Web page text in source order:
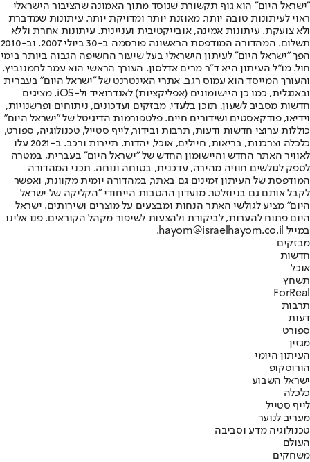
"ישראל היום" הוא גוף תקשורת שנוסד מתוך האמונה שהציבור הישראלי
ראוי לעיתונות טובה יותר, מאוזנת יותר ומדויקת יותר. עיתונות שמדברת
ולא צועקת. עיתונות אמינה, אובייקטיבית ועניינית. עיתונות אחרת וללא
תשלום. המהדורה המודפסת הראשונה פורסמה ב-30 ביולי 2007, וב-2010
הפך "ישראל היום" לעיתון הישראלי בעל שיעור החשיפה הגבוה ביותר בימי
חול. מו"ל העיתון היא ד"ר מרים אדלסון. העורך הראשי הוא עמר לחמנוביץ,
והעורך המייסד הוא עמוס רגב. אתרי האינטרנט של "ישראל היום" בעברית
ובאנגלית, כמו כן היישומונים (אפליקציות) לאנדרואיד ול-iOS, מציגים
חדשות מסביב לשעון, תוכן בלעדי, מבזקים ועדכונים, ניתוחים ופרשנויות,
וידיאו, פודקאסטים ושידורים חיים. פלטפורמות הדיגיטל של "ישראל היום"
כוללות ערוצי חדשות ודעות, תרבות ובידור, לייף סטייל, טכנולוגיה, ספורט,
כלכלה וצרכנות, בריאות, חיילים, אוכל, יהדות, תיירות ורכב. ב-2021 עלו
לאוויר האתר החדש והיישומון החדש של "ישראל היום" בעברית, במטרה
לספק לגולשים חוויה מהירה, עדכנית, בטוחה ונוחה. תכני המהדורה
המודפסת של העיתון זמינים גם באתר, במהדורה יומית מקוונת, ואפשר
לקבל אותם גם בניוזלטר. מועדון ההטבות הייחודי "הקליקה של ישראל
היום" מציע לגולשי האתר הנחות ומבצעים על מוצרים ושירותים. ישראל
היום פתוח להערות, לביקורת ולהצעות לשיפור מקהל הקוראים. פנו אלינו
במייל hayom@israelhayom.co.il.
מבזקים
חדשות
אוכל
תשחץ
ForReal
תרבות
דעות
ספורט
מגזין
העיתון היומי
הורוסקופ
ישראל השבוע
כלכלה
לייף סטייל
מעריב לנוער
טכנולוגיה מדע וסביבה
העולם
משחקים